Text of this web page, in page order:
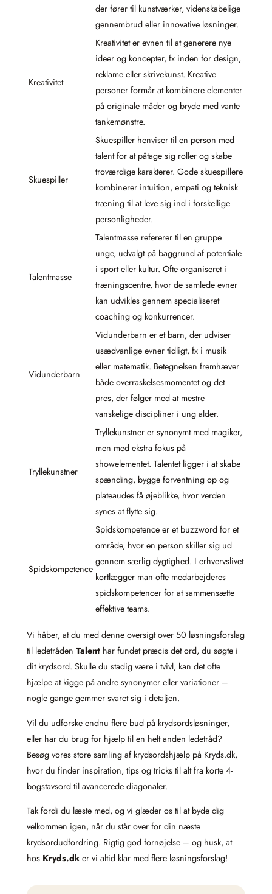
der fører til kunstværker, videnskabelige
gennembrud eller innovative løsninger.
Kreativitet
Kreativitet er evnen til at generere nye
ideer og koncepter, fx inden for design,
reklame eller skrivekunst. Kreative
personer formår at kombinere elementer
på originale måder og bryde med vante
tankemønstre.
Skuespiller
Skuespiller henviser til en person med
talent for at påtage sig roller og skabe
troværdige karakterer. Gode skuespillere
kombinerer intuition, empati og teknisk
træning til at leve sig ind i forskellige
personligheder.
Talentmasse
Talentmasse refererer til en gruppe
unge, udvalgt på baggrund af potentiale
i sport eller kultur. Ofte organiseret i
træningscentre, hvor de samlede evner
kan udvikles gennem specialiseret
coaching og konkurrencer.
Vidunderbarn
Vidunderbarn er et barn, der udviser
usædvanlige evner tidligt, fx i musik
eller matematik. Betegnelsen fremhæver
både overraskelsesmomentet og det
pres, der følger med at mestre
vanskelige discipliner i ung alder.
Tryllekunstner
Tryllekunstner er synonymt med magiker,
men med ekstra fokus på
showelementet. Talentet ligger i at skabe
spænding, bygge forventning op og
plateaudes få øjeblikke, hvor verden
synes at flytte sig.
Spidskompetence
Spidskompetence er et buzzword for et
område, hvor en person skiller sig ud
gennem særlig dygtighed. I erhvervslivet
kortlægger man ofte medarbejderes
spidskompetencer for at sammensætte
effektive teams.
Vi håber, at du med denne oversigt over 50 løsningsforslag
til ledetråden Talent har fundet præcis det ord, du søgte i
dit krydsord. Skulle du stadig være i tvivl, kan det ofte
hjælpe at kigge på andre synonymer eller variationer –
nogle gange gemmer svaret sig i detaljen.
Vil du udforske endnu flere bud på krydsordsløsninger,
eller har du brug for hjælp til en helt anden ledetråd?
Besøg vores store samling af krydsordshjælp på Kryds.dk,
hvor du finder inspiration, tips og tricks til alt fra korte 4-
bogstavsord til avancerede diagonaler.
Tak fordi du læste med, og vi glæder os til at byde dig
velkommen igen, når du står over for din næste
krydsordudfordring. Rigtig god fornøjelse – og husk, at
hos Kryds.dk er vi altid klar med flere løsningsforslag!